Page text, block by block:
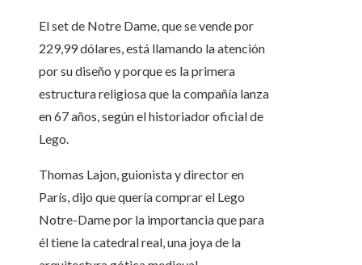
El set de Notre Dame, que se vende por
229,99 dólares, está llamando la atención
por su diseño y porque es la primera
estructura religiosa que la compañía lanza
en 67 años, según el historiador oficial de
Lego.
Thomas Lajon, guionista y director en
París, dijo que quería comprar el Lego
Notre-Dame por la importancia que para
él tiene la catedral real, una joya de la